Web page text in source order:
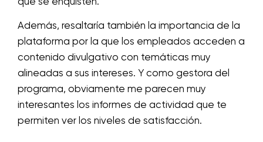
Además, resaltaría también la importancia de la
plataforma por la que los empleados acceden a
contenido divulgativo con temáticas muy
alineadas a sus intereses. Y como gestora del
programa, obviamente me parecen muy
interesantes los informes de actividad que te
permiten ver los niveles de satisfacción.